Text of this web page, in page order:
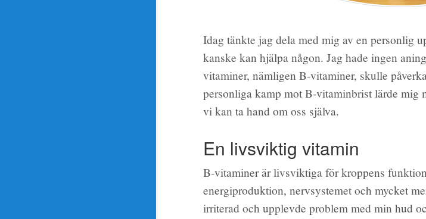
Idag tänkte jag dela med mig av en personlig
kanske kan hjälpa någon. Jag hade ingen
vitaminer, nämligen B-vitaminer, skulle
personliga kamp mot B-vitaminbrist lärde mig
vi kan ta hand om oss själva.
En livsviktig vitamin
B-vitaminer är livsviktiga för kroppens
energiproduktion, nervsystemet och mycket
irriterad och upplevde problem med min hud